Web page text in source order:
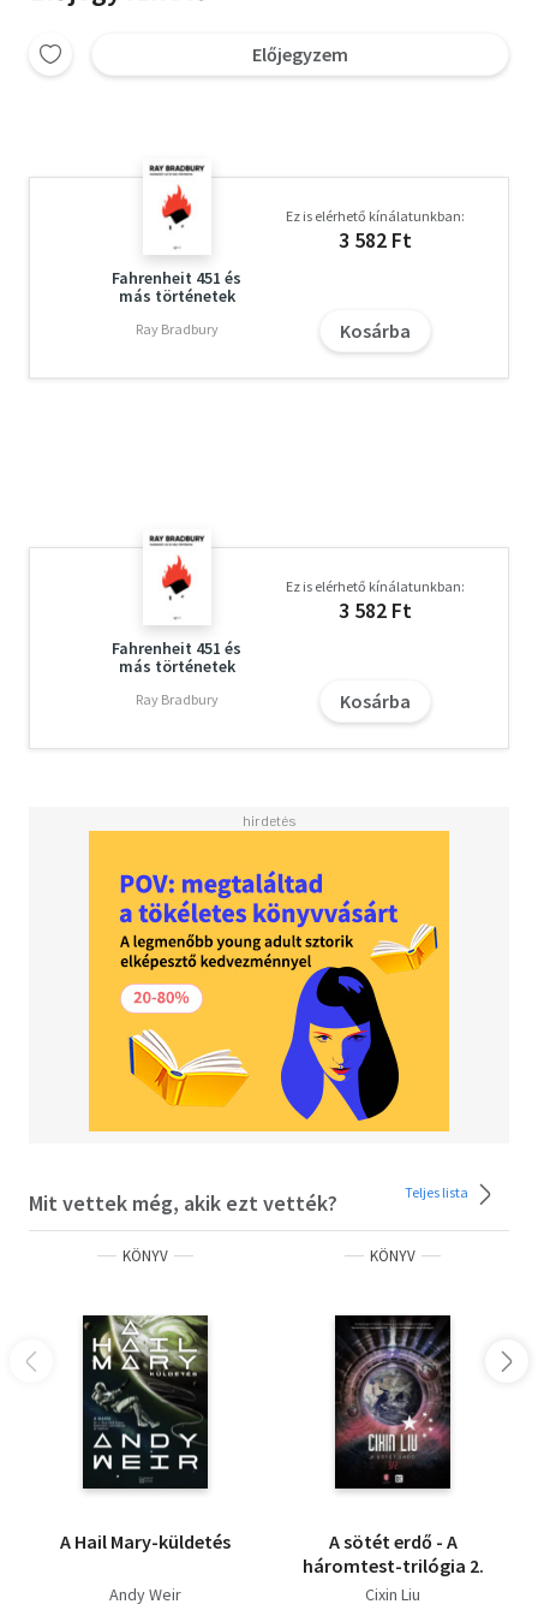
Előjegyzem
Fahrenheit 451 és
más történetek
Ray Bradbury
Ez is elérhető kínálatunkban:
3 582 Ft
Kosárba
Fahrenheit 451 és
más történetek
Ray Bradbury
Ez is elérhető kínálatunkban:
3 582 Ft
Kosárba
Mit vettek még, akik ezt vették? Teljes lista
KÖNYV
A Hail Mary-küldetés
Andy Weir
KÖNYV
A sötét erdő - A
háromtest-trilógia 2.
Cixin Liu